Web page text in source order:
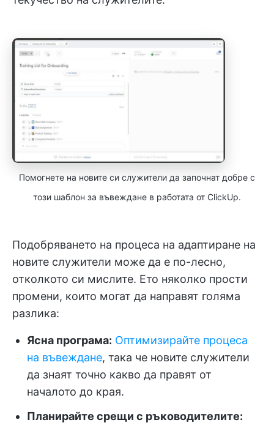
Помогнете на новите си служители да започнат добре с
този шаблон за въвеждане в работата от ClickUp.
Подобряването на процеса на адаптиране на
новите служители може да е по-лесно,
отколкото си мислите. Ето няколко прости
промени, които могат да направят голяма
разлика:
Ясна програма: Оптимизирайте процеса
на въвеждане, така че новите служители
да знаят точно какво да правят от
началото до края.
Планирайте срещи с ръководителите: